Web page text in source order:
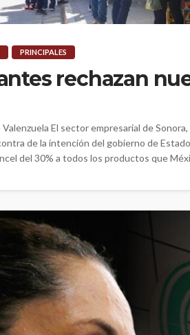
PRINCIPALES
rechazan
El sector empresarial de
de la intención del gobierno de
del 30% a todos los productos que